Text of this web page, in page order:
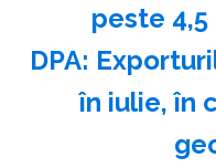
peste
DPA:
în iulie, în